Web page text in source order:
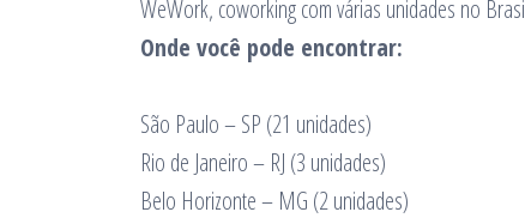
WeWork, coworking com várias unidades no Brasil
Onde você pode encontrar:
São Paulo – SP (21 unidades)
Rio de Janeiro – RJ (3 unidades)
Belo Horizonte – MG (2 unidades)